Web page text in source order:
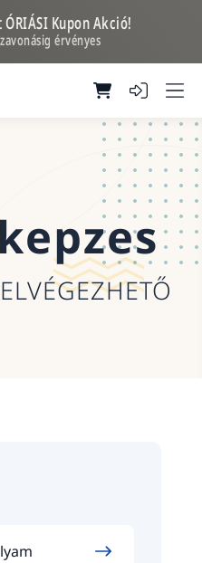
ÓRIÁSI Kupon Akció!
érvényes